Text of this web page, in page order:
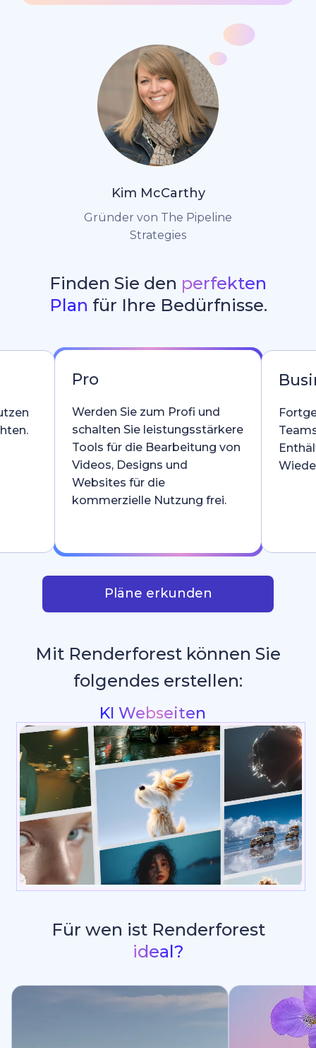
Kim McCarthy
Gründer von The Pipeline
Strategies
Finden Sie den perfekten
Plan für Ihre Bedürfnisse.
Pro
Werden Sie zum Profi und
schalten Sie leistungsstärkere
Tools für die Bearbeitung von
Videos, Designs und
Websites für die
kommerzielle Nutzung frei.
Pläne erkunden
Mit Renderforest können Sie
folgendes erstellen:
Intros & Logo Animati
Für wen ist Renderforest
ideal?